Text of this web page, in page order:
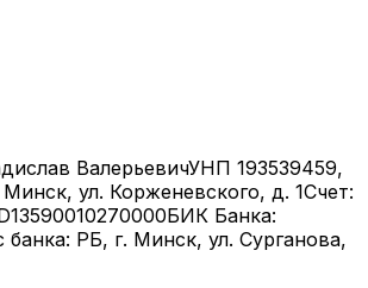
ВалерьевичУНП 193539459,
Минск, ул. Корженевского, д. 1Счет:
БИК Банка:
банка: РБ, г. Минск, ул. Сурганова,